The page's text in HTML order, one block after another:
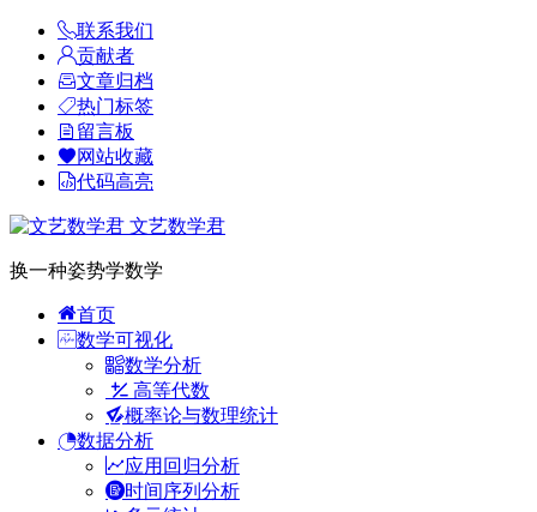
联系我们
贡献者
文章归档
热门标签
留言板
网站收藏
代码高亮
文艺数学君
换一种姿势学数学
首页
数学可视化
数学分析
高等代数
概率论与数理统计
数据分析
应用回归分析
时间序列分析